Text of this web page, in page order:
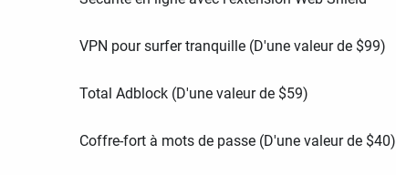
VPN pour surfer tranquille (D'une valeur de $99)
Total Adblock (D'une valeur de $59)
Coffre-fort à mots de passe (D'une valeur de $40)